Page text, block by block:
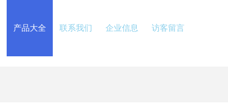
产品大全 联系我们 企业信息 访客留言